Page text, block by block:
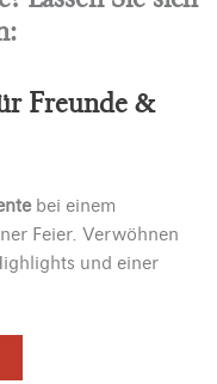
Freunde &
bei einem
Feier. Verwöhnen
und einer